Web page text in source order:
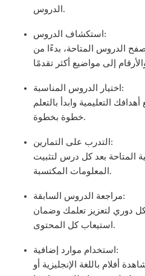
الدروس.
استكشاف الدروس:
الدروس المتاحة، بدءًا من
اختيار الدروس المناسبة:
التعليمية وابدأ بالتعلم
خطوة بخطوة.
التدرب على التمارين:
المتاحة بعد كل درس لتثبيت
المعلومات المكتسبة.
مراجعة الدروس السابقة:
دوري لتعزيز تعلمك وضمان
استيعاب كل المحتوى.
استخدام موارد إضافية:
أفلام باللغة الإنجليزية أو